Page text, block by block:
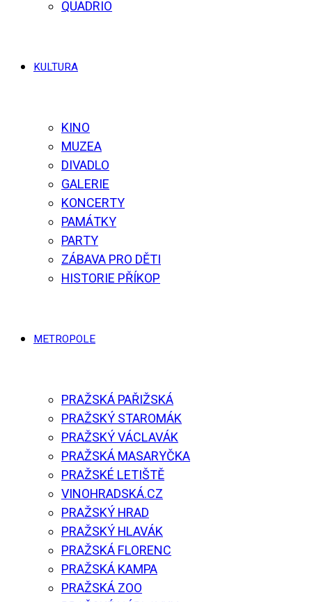
QUADRIO
KULTURA
KINO
MUZEA
DIVADLO
GALERIE
KONCERTY
PAMÁTKY
PARTY
ZÁBAVA PRO DĚTI
HISTORIE PŘÍKOP
METROPOLE
PRAŽSKÁ PAŘIŽSKÁ
PRAŽSKÝ STAROMÁK
PRAŽSKÝ VÁCLAVÁK
PRAŽSKÁ MASARYČKA
PRAŽSKÉ LETIŠTĚ
VINOHRADSKÁ.CZ
PRAŽSKÝ HRAD
PRAŽSKÝ HLAVÁK
PRAŽSKÁ FLORENC
PRAŽSKÁ KAMPA
PRAŽSKÁ ZOO